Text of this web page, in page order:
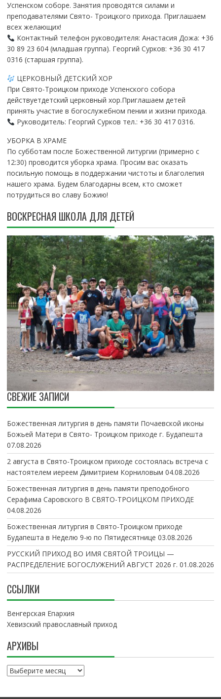
Успенском соборе. Занятия проводятся силами и
преподавателями Свято- Троицкого прихода. Приглашаем
всех желающих!
Контактный телефон руководителя: Анастасия Дожа: +36
30 89 23 604 (младшая группа). Георгий Сурков: +36 30 417
0316 (старшая группа).
ЦЕРКОВНЫЙ ДЕТСКИЙ ХОР
При Свято-Троицком приходе Успенского собора
действуетдетский церковный хор.Приглашаем детей
принять участие в богослужебном пении и жизни прихода.
Руководитель: Георгий Сурков тел.: +36 30 417 0316.
УБОРКА В ХРАМЕ
По субботам после Божественной литургии (примерно с
12:30) проводится уборка храма. Просим вас оказать
посильную помощь в поддержании чистоты и благолепия
нашего храма. Будем благодарны всем, кто сможет
потрудиться во славу Божию!
ВОСКРЕСНАЯ ШКОЛА ДЛЯ ДЕТЕЙ
СВЕЖИЕ ЗАПИСИ
Божественная литургия в день памяти Почаевской иконы
Божьей Матери в Свято- Троицком приходе г. Будапешта
07.08.2026
2 августа в Свято-Троицком приходе состоялась встреча с
настоятелем иереем Димитрием Корниловым 04.08.2026
Божественная литургия в день памяти преподобного
Серафима Саровского В СВЯТО-ТРОИЦКОМ ПРИХОДЕ
04.08.2026
Божественная литургия в Свято-Троицком приходе
Будапешта в Неделю 9-ю по Пятидесятнице 03.08.2026
РУССКИЙ ПРИХОД ВО ИМЯ СВЯТОЙ ТРОИЦЫ —
РАСПРЕДЕЛЕНИЕ БОГОСЛУЖЕНИЙ АВГУСТ 2026 г. 01.08.2026
ССЫЛКИ
Венгерская Епархия
Хевизский православный приход
АРХИВЫ
А